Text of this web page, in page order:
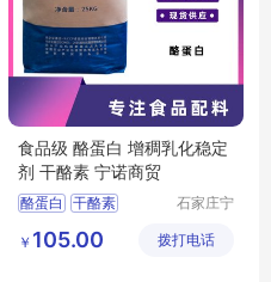
食品级 酪蛋白 增稠乳化稳定
剂 干酪素 宁诺商贸
酪蛋白
干酪素
石家庄宁
限公司
￥ 105.00 拨打电话